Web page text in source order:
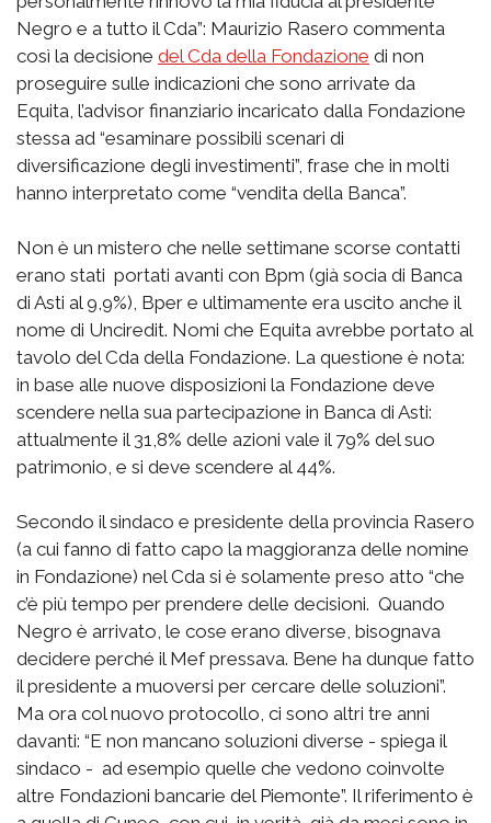
Negro e a tutto il Cda”: Maurizio Rasero commenta
così la decisione del Cda della Fondazione di non
proseguire sulle indicazioni che sono arrivate da
Equita, l’advisor finanziario incaricato dalla Fondazione
stessa ad “esaminare possibili scenari di
diversificazione degli investimenti”, frase che in molti
hanno interpretato come “vendita della Banca”.
Non è un mistero che nelle settimane scorse contatti
erano stati portati avanti con Bpm (già socia di Banca
di Asti al 9,9%), Bper e ultimamente era uscito anche il
nome di Unciredit. Nomi che Equita avrebbe portato al
tavolo del Cda della Fondazione. La questione è nota:
in base alle nuove disposizioni la Fondazione deve
scendere nella sua partecipazione in Banca di Asti:
attualmente il 31,8% delle azioni vale il 79% del suo
patrimonio, e si deve scendere al 44%.
Secondo il sindaco e presidente della provincia Rasero
(a cui fanno di fatto capo la maggioranza delle nomine
in Fondazione) nel Cda si è solamente preso atto “che
c’è più tempo per prendere delle decisioni. Quando
Negro è arrivato, le cose erano diverse, bisognava
decidere perché il Mef pressava. Bene ha dunque fatto
il presidente a muoversi per cercare delle soluzioni”.
Ma ora col nuovo protocollo, ci sono altri tre anni
davanti: “E non mancano soluzioni diverse - spiega il
sindaco - ad esempio quelle che vedono coinvolte
altre Fondazioni bancarie del Piemonte”. Il riferimento è